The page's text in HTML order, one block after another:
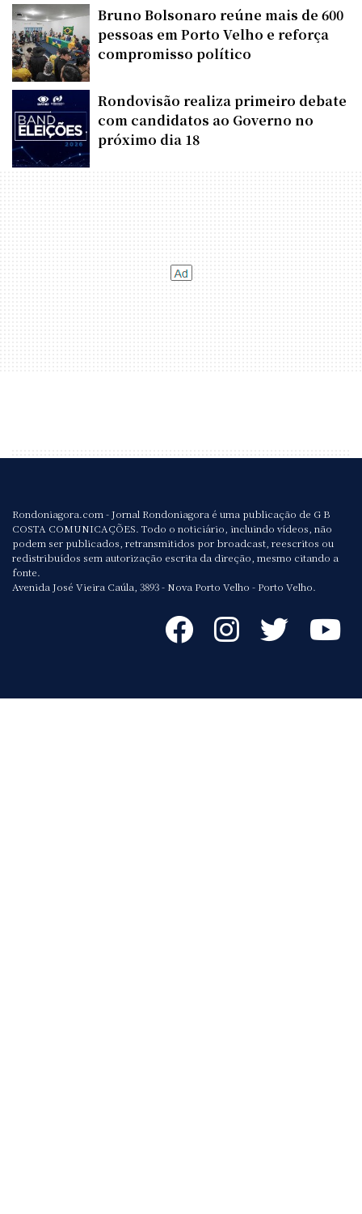
Bruno Bolsonaro reúne mais de 600
pessoas em Porto Velho e reforça
compromisso político
Rondovisão realiza primeiro debate
com candidatos ao Governo no
próximo dia 18
Rondoniagora.com - Jornal Rondoniagora é uma publicação de G B
COSTA COMUNICAÇÕES. Todo o noticiário, incluindo vídeos, não
podem ser publicados, retransmitidos por broadcast, reescritos ou
redistribuídos sem autorização escrita da direção, mesmo citando a
fonte.
Avenida José Vieira Caúla, 3893 - Nova Porto Velho - Porto Velho.